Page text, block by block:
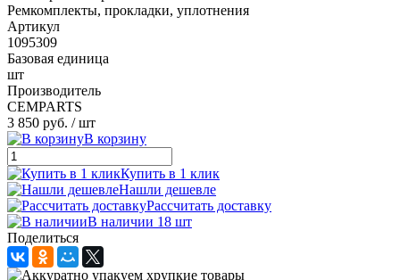
Ремкомплекты, прокладки, уплотнения
Артикул
1095309
Базовая единица
шт
Производитель
CEMPARTS
3 850 руб. / шт
В корзину
Купить в 1 клик
Нашли дешевле
Рассчитать доставку
В наличии 18 шт
Поделиться